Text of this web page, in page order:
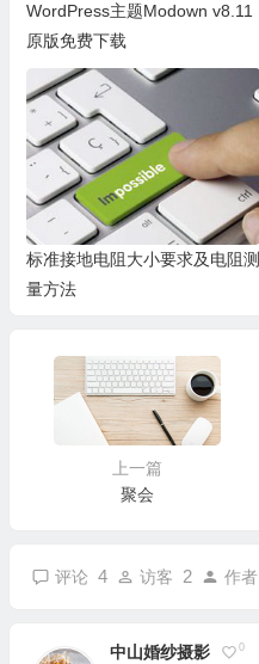
WordPress主题Modown v8.11
原版免费下载
标准接地电阻大小要求及电阻测
量方法
上一篇
聚会
评论 4 访客 2 作者
中山婚纱摄影 0